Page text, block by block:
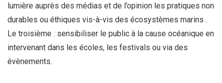
lumière auprès des médias et de l’opinion les pratiques non
durables ou éthiques vis-à-vis des écosystèmes marins .
Le troisième : sensibiliser le public à la cause océanique en
intervenant dans les écoles, les festivals ou via des
évènements.